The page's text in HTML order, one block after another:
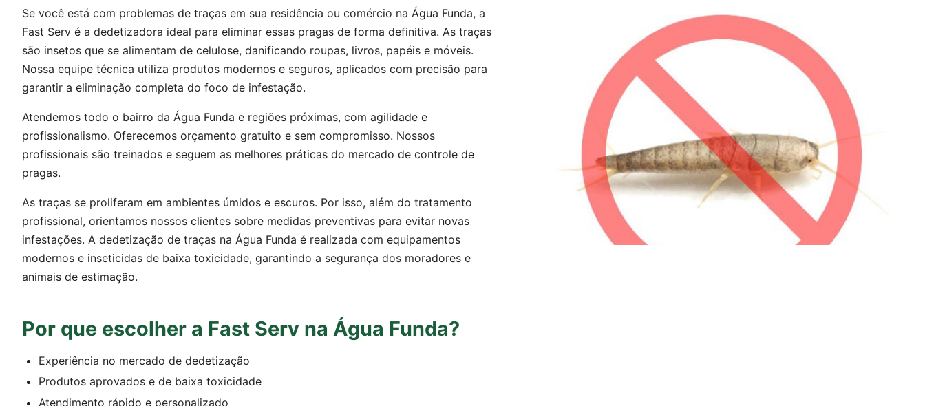
Se você está com problemas de traças em sua residência ou comércio na Água Funda, a
Fast Serv é a dedetizadora ideal para eliminar essas pragas de forma definitiva. As traças
são insetos que se alimentam de celulose, danificando roupas, livros, papéis e móveis.
Nossa equipe técnica utiliza produtos modernos e seguros, aplicados com precisão para
garantir a eliminação completa do foco de infestação.
Atendemos todo o bairro da Água Funda e regiões próximas, com agilidade e
profissionalismo. Oferecemos orçamento gratuito e sem compromisso. Nossos
profissionais são treinados e seguem as melhores práticas do mercado de controle de
pragas.
As traças se proliferam em ambientes úmidos e escuros. Por isso, além do tratamento
profissional, orientamos nossos clientes sobre medidas preventivas para evitar novas
infestações. A dedetização de traças na Água Funda é realizada com equipamentos
modernos e inseticidas de baixa toxicidade, garantindo a segurança dos moradores e
animais de estimação.
Por que escolher a Fast Serv na Água Funda?
Experiência no mercado de dedetização
Produtos aprovados e de baixa toxicidade
Atendimento rápido e personalizado